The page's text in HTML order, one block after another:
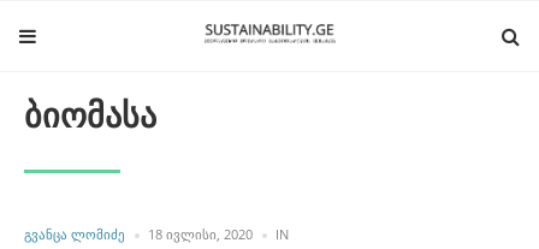
ბიომასა
POSTED
ᲒᲕᲐᲜᲪᲐ ᲚᲝᲛᲘᲫᲔ 18 ᲘᲕᲚᲘᲡᲘ, 2020 INPOSTED